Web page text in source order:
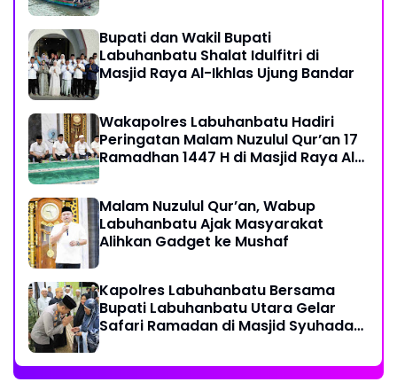
Bupati dan Wakil Bupati
Labuhanbatu Shalat Idulfitri di
Masjid Raya Al-Ikhlas Ujung Bandar
Wakapolres Labuhanbatu Hadiri
Peringatan Malam Nuzulul Qur’an 17
Ramadhan 1447 H di Masjid Raya Al-
Malam Nuzulul Qur’an, Wabup
Labuhanbatu Ajak Masyarakat
Alihkan Gadget ke Mushaf
Kapolres Labuhanbatu Bersama
Bupati Labuhanbatu Utara Gelar
Safari Ramadan di Masjid Syuhada